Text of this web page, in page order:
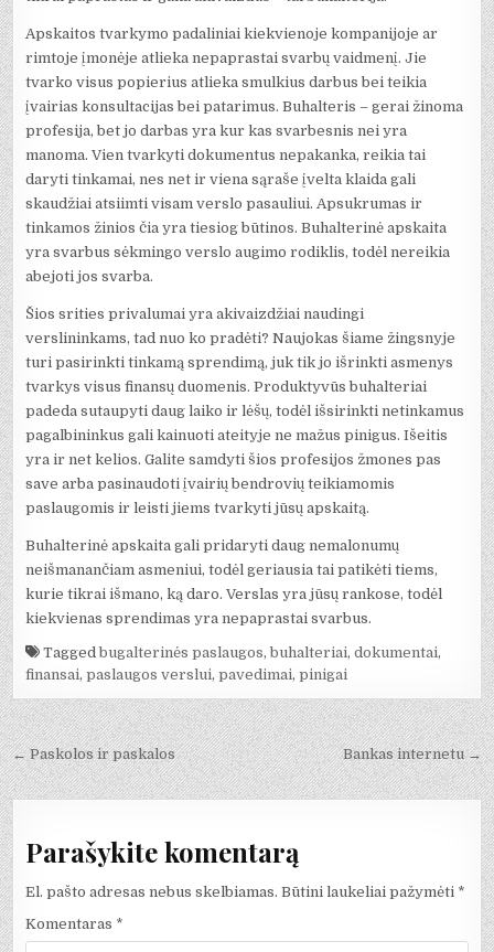
Apskaitos tvarkymo padaliniai kiekvienoje kompanijoje ar
rimtoje įmonėje atlieka nepaprastai svarbų vaidmenį. Jie
tvarko visus popierius atlieka smulkius darbus bei teikia
įvairias konsultacijas bei patarimus. Buhalteris – gerai žinoma
profesija, bet jo darbas yra kur kas svarbesnis nei yra
manoma. Vien tvarkyti dokumentus nepakanka, reikia tai
daryti tinkamai, nes net ir viena sąraše įvelta klaida gali
skaudžiai atsiimti visam verslo pasauliui. Apsukrumas ir
tinkamos žinios čia yra tiesiog būtinos. Buhalterinė apskaita
yra svarbus sėkmingo verslo augimo rodiklis, todėl nereikia
abejoti jos svarba.
Šios srities privalumai yra akivaizdžiai naudingi
verslininkams, tad nuo ko pradėti? Naujokas šiame žingsnyje
turi pasirinkti tinkamą sprendimą, juk tik jo išrinkti asmenys
tvarkys visus finansų duomenis. Produktyvūs buhalteriai
padeda sutaupyti daug laiko ir lėšų, todėl išsirinkti netinkamus
pagalbininkus gali kainuoti ateityje ne mažus pinigus. Išeitis
yra ir net kelios. Galite samdyti šios profesijos žmones pas
save arba pasinaudoti įvairių bendrovių teikiamomis
paslaugomis ir leisti jiems tvarkyti jūsų apskaitą.
Buhalterinė apskaita gali pridaryti daug nemalonumų
neišmanančiam asmeniui, todėl geriausia tai patikėti tiems,
kurie tikrai išmano, ką daro. Verslas yra jūsų rankose, todėl
kiekvienas sprendimas yra nepaprastai svarbus.
Taggedbugalterinės paslaugos,buhalteriai,dokumentai,
finansai,paslaugos verslui,pavedimai,pinigai
Navigacija
tarp
įrašų
Bankas internetu →
← Paskolos ir paskalos
Parašykite komentarą
El. pašto adresas nebus skelbiamas. Būtini laukeliai pažymėti *
Komentaras *